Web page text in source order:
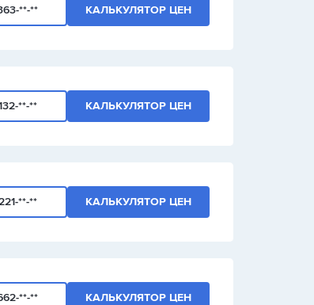
**-** КАЛЬКУЛЯТОР ЦЕН
**-** КАЛЬКУЛЯТОР ЦЕН
**-** КАЛЬКУЛЯТОР ЦЕН
**-** КАЛЬКУЛЯТОР ЦЕН